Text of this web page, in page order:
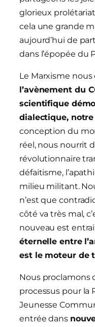
glorieux
cela une grande
aujourd’hui de
dans l’épopée du
Le Marxisme nous
l’avènement du
scientifique
dialectique,
conception du
réel, nous nourrit
révolutionnaire
défaitisme,
milieu militant.
n’est que
côté va très mal,
nouveau est
éternelle entre
est le moteur de
Nous proclamons
processus pour la
Jeunesse
entrée dans